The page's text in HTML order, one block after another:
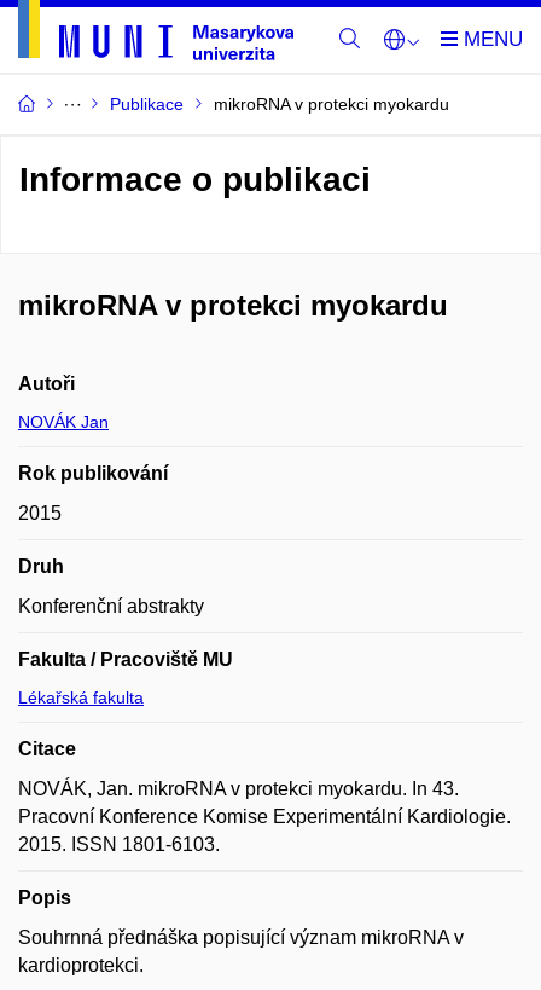
Publikace mikroRNA v protekci myokardu
Informace o publikaci
mikroRNA v protekci myokardu
Autoři
NOVÁK Jan
Rok publikování
2015
Druh
Konferenční abstrakty
Fakulta / Pracoviště MU
Lékařská fakulta
Citace
NOVÁK, Jan. mikroRNA v protekci myokardu. In 43.
Pracovní Konference Komise Experimentální Kardiologie.
2015. ISSN 1801-6103.
Popis
Souhrnná přednáška popisující význam mikroRNA v
kardioprotekci.